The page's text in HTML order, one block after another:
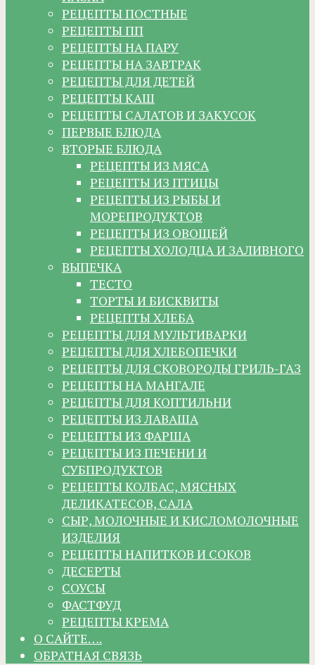
РЕЦЕПТЫ ПОСТНЫЕ
РЕЦЕПТЫ ПП
РЕЦЕПТЫ НА ПАРУ
РЕЦЕПТЫ НА ЗАВТРАК
РЕЦЕПТЫ ДЛЯ ДЕТЕЙ
РЕЦЕПТЫ КАШ
РЕЦЕПТЫ САЛАТОВ И ЗАКУСОК
ПЕРВЫЕ БЛЮДА
ВТОРЫЕ БЛЮДА
РЕЦЕПТЫ ИЗ МЯСА
РЕЦЕПТЫ ИЗ ПТИЦЫ
РЕЦЕПТЫ ИЗ РЫБЫ И
МОРЕПРОДУКТОВ
РЕЦЕПТЫ ИЗ ОВОЩЕЙ
РЕЦЕПТЫ ХОЛОДЦА И ЗАЛИВНОГО
ВЫПЕЧКА
ТЕСТО
ТОРТЫ И БИСКВИТЫ
РЕЦЕПТЫ ХЛЕБА
РЕЦЕПТЫ ДЛЯ МУЛЬТИВАРКИ
РЕЦЕПТЫ ДЛЯ ХЛЕБОПЕЧКИ
РЕЦЕПТЫ ДЛЯ СКОВОРОДЫ ГРИЛЬ-ГАЗ
РЕЦЕПТЫ НА МАНГАЛЕ
РЕЦЕПТЫ ДЛЯ КОПТИЛЬНИ
РЕЦЕПТЫ ИЗ ЛАВАША
РЕЦЕПТЫ ИЗ ФАРША
РЕЦЕПТЫ ИЗ ПЕЧЕНИ И
СУБПРОДУКТОВ
РЕЦЕПТЫ КОЛБАС, МЯСНЫХ
ДЕЛИКАТЕСОВ, САЛА
СЫР, МОЛОЧНЫЕ И КИСЛОМОЛОЧНЫЕ
ИЗДЕЛИЯ
РЕЦЕПТЫ НАПИТКОВ И СОКОВ
ДЕСЕРТЫ
СОУСЫ
ФАСТФУД
РЕЦЕПТЫ КРЕМА
О САЙТЕ….
ОБРАТНАЯ СВЯЗЬ